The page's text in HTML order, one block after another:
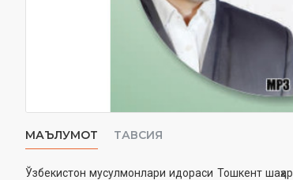
МАЪЛУМОТ ТАВСИЯ
Ўзбекистон мусулмонлари идораси Тошкент шаҳар